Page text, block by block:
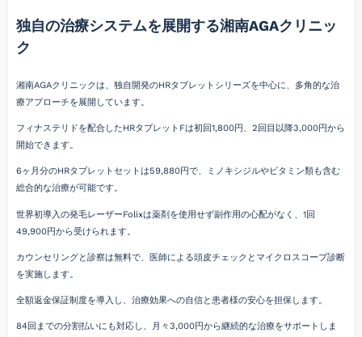
独自の治療システムを展開する湘南AGAクリニッ
ク
湘南AGAクリニックは、独自開発のHRタブレットシリーズを中心に、多角的な治
療アプローチを展開しています。
フィナステリドを配合したHRタブレットFは初回1,800円、2回目以降3,000円から
開始できます。
6ヶ月分のHRタブレットセットは59,880円で、ミノキシジルやビタミン類も含む
総合的な治療が可能です。
世界初導入の発毛レーザーFolixは薬剤を使用せず副作用の心配がなく、1回
49,900円から受けられます。
カウンセリングと診察は無料で、医師による頭皮チェックとマイクロスコープ診断
を実施します。
全額返金保証制度を導入し、治療効果への自信と患者様の安心を担保します。
84回までの分割払いにも対応し、月々3,000円から継続的な治療をサポートしま